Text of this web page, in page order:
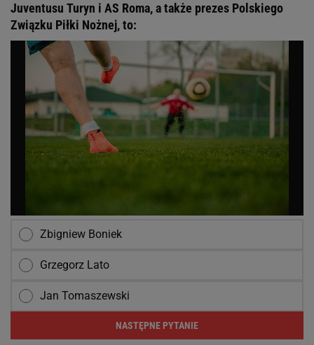
Juventusu Turyn i AS Roma, a także prezes Polskiego
Związku Piłki Nożnej, to:
Zbigniew Boniek
Grzegorz Lato
Jan Tomaszewski
NASTĘPNE PYTANIE